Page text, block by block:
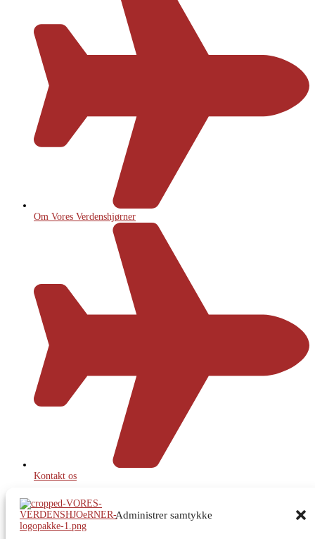
Administrer samtykke
Om Vores Verdenshjørner
Kontakt os
Tryghed og garanti